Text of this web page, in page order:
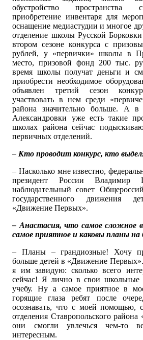
обустройство пространства
приобретение инвентаря для
оснащение медиастудии и многое
отделение школы Русской
втором сезоне конкурса с
рублей, у «первички» школы в
место, призовой фонд 200 тыс.
время школы получат деньги и
приобрести необходимое
объявлен третий сезон
участвовать в нем среди
района значительно больше. А
Александровки уже есть такие
школах района сейчас
первичных отделений.
– Кто проводит конкурс, кто
– Насколько мне известно,
президент России Владимир
наблюдательный совет
государственного движения
«Движение Первых».
– Анастасия, что самое сложное
самое приятное и каковы планы на
– Планы – грандиозные! Хочу
больше детей в «Движение
я им завидую: сколько всего
сейчас! Я лично в свои
учебу. Ну а самое приятное в
горящие глаза ребят после
осознавать, что с моей
отделения Ставропольского
они смогли увлечься чем-то
интересным.